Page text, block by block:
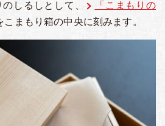
しるしとして、
「こまもりの
こまもり箱の中央に刻みます。